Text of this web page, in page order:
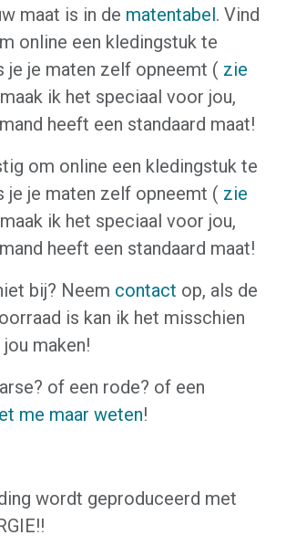
maat is in de matentabel. Vind
online een kledingstuk te
je je maten zelf opneemt ( zie
ik het speciaal voor jou,
heeft een standaard maat!
om online een kledingstuk te
je je maten zelf opneemt ( zie
ik het speciaal voor jou,
heeft een standaard maat!
bij? Neem contact op, als de
is kan ik het misschien
maken!
of een rode? of een
me maar weten!
wordt geproduceerd met